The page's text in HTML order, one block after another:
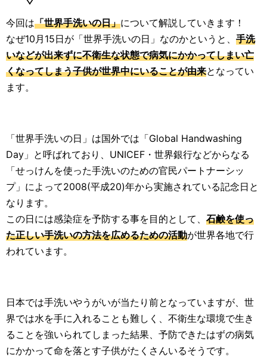
今回は「世界手洗いの日」について解説していきます！
なぜ10月15日が「世界手洗いの日」なのかというと、 手洗
いなどが出来ずに不衛生な状態で病気にかかってしまい亡
くなってしまう子供が世界中にいることが由来となってい
ます。
「世界手洗いの日」は国外では「Global Handwashing
Day」と呼ばれており、UNICEF・世界銀行などからなる
「せっけんを使った手洗いのための官民パートナーシッ
プ」によって2008(平成20)年から実施されている記念日と
なります。
この日には感染症を予防する事を目的として、 石鹸を使っ
た正しい手洗いの方法を広めるための活動が世界各地で行
われています。
日本では手洗いやうがいが当たり前となっていますが、世
界では水を手に入れることも難しく、不衛生な環境で生き
ることを強いられてしまった結果、予防できたはずの病気
にかかって命を落とす子供がたくさんいるそうです。